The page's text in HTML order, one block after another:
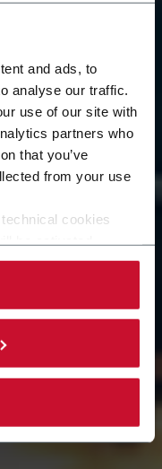
and ads, to
analyse our traffic.
use of our site with
partners who
that you’ve
from your use
cookies
you can choose the
Read the
besoin de plus
ou souhaitez
Kalix ?
et vous
afin de vous
à vos besoins.